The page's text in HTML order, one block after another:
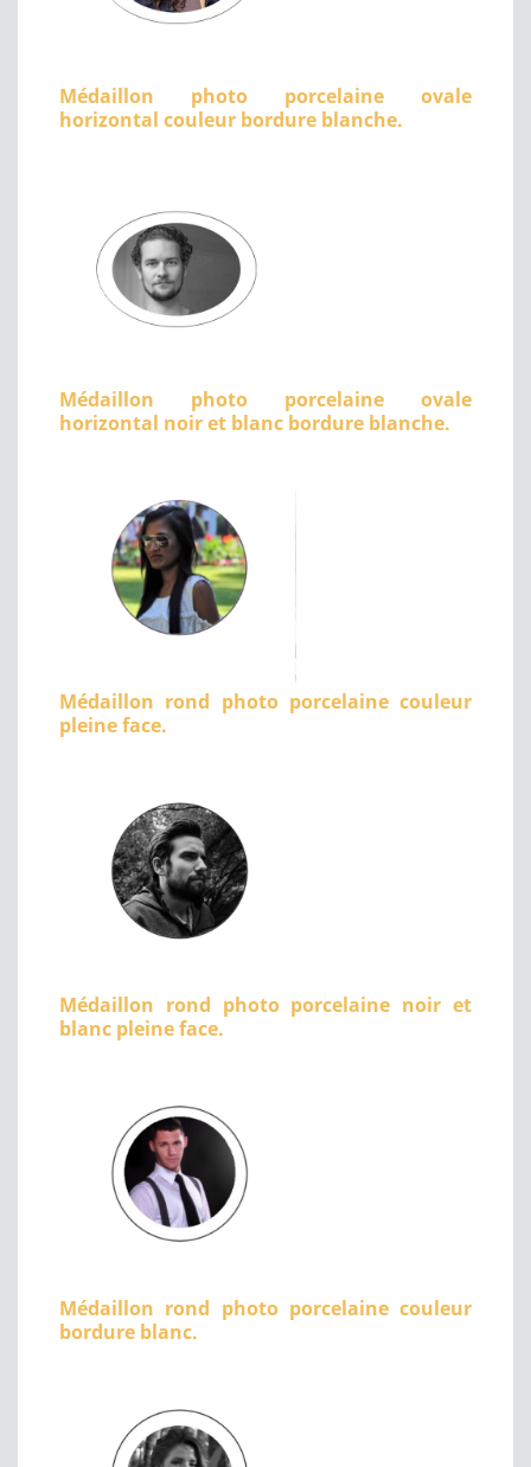
Médaillon photo porcelaine ovale
horizontal couleur bordure blanche.
Médaillon photo porcelaine ovale
horizontal noir et blanc bordure blanche.
Médaillon rond photo porcelaine couleur
pleine face.
Médaillon rond photo porcelaine noir et
blanc pleine face.
Médaillon rond photo porcelaine couleur
bordure blanc.